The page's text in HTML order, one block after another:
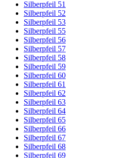
Silberpfeil 51
Silberpfeil 52
Silberpfeil 53
Silberpfeil 55
Silberpfeil 56
Silberpfeil 57
Silberpfeil 58
Silberpfeil 59
Silberpfeil 60
Silberpfeil 61
Silberpfeil 62
Silberpfeil 63
Silberpfeil 64
Silberpfeil 65
Silberpfeil 66
Silberpfeil 67
Silberpfeil 68
Silberpfeil 69